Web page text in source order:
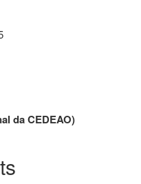
da CEDEAO)